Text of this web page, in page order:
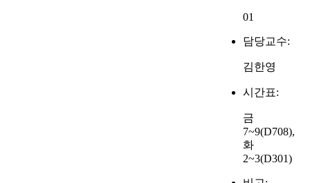
01
담당교수:
김한영
시간표:
금
7~9(D708),
화
2~3(D301)